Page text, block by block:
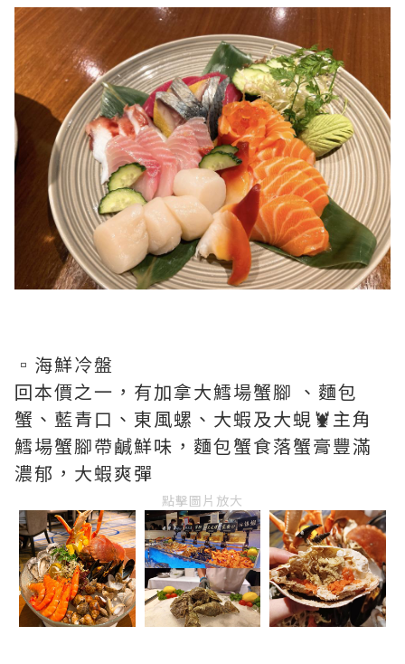
▫️海鮮冷盤
回本價之一，有加拿大鱈場蟹腳 、麵包
蟹、藍青口、東風螺、大蝦及大蜆🦞主角
鱈場蟹腳帶鹹鮮味，麵包蟹食落蟹膏豐滿
濃郁，大蝦爽彈
點擊圖片放大